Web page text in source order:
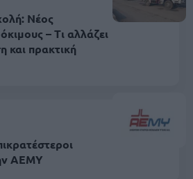
Νέος
– Τι αλλάζει
και πρακτική
ΑΕΜΥ